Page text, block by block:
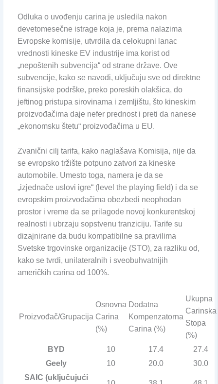
Odluka o uvođenju carina je usledila nakon
devetomesečne istrage koja je, prema nalazima
Evropske komisije, utvrdila da celokupni lanac
vrednosti kineske EV industrije ima korist od
„nepoštenih subvencija“ od strane države. Ove
subvencije, kako se navodi, uključuju sve od direktne
finansijske podrške, preko poreskih olakšica, do
jeftinog pristupa sirovinama i zemljištu, što kineskim
proizvođačima daje nefer prednost i preti da nanese
„ekonomsku štetu“ proizvođačima u EU.
Zvanični cilj tarifa, kako naglašava Komisija, nije da
se evropsko tržište potpuno zatvori za kineske
automobile. Umesto toga, namera je da se
„izjednače uslovi igre“ (level the playing field) i da se
evropskim proizvođačima obezbedi neophodan
prostor i vreme da se prilagode novoj konkurentskoj
realnosti i ubrzaju sopstvenu tranziciju. Tarife su
dizajnirane da budu kompatibilne sa pravilima
Svetske trgovinske organizacije (STO), za razliku od,
kako se tvrdi, unilateralnih i sveobuhvatnijih
američkih carina od 100%.
Proizvođač/Grupacija
Osnovna
Carina
(%)
Dodatna
Kompenzatorna
Carina (%)
Ukupna
Carinska
Stopa
(%)
BYD
10 17.4
27.4
Geely
10 20.0
30.0
SAIC (uključujući